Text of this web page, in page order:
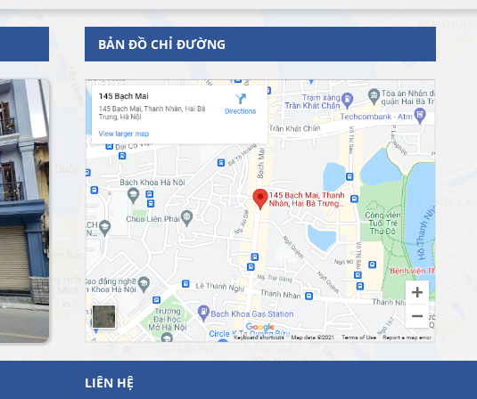
BẢN ĐỒ CHỈ ĐƯỜNG
LIÊN HỆ